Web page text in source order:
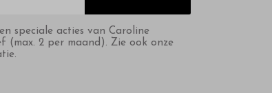
speciale acties van Caroline
(max. 2 per maand). Zie ook onze